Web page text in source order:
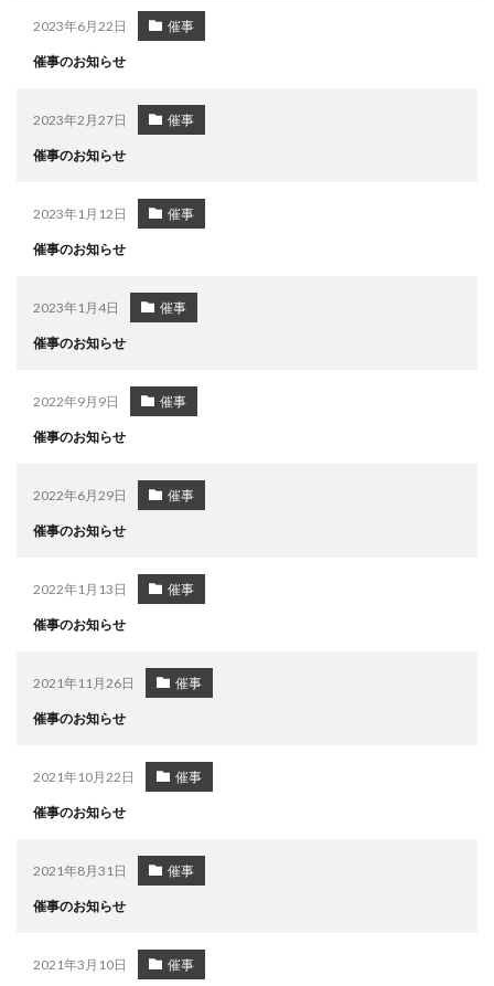
2023年6月22日 催事
催事のお知らせ
2023年2月27日 催事
催事のお知らせ
2023年1月12日 催事
催事のお知らせ
2023年1月4日 催事
催事のお知らせ
2022年9月9日 催事
催事のお知らせ
2022年6月29日 催事
催事のお知らせ
2022年1月13日 催事
催事のお知らせ
2021年11月26日 催事
催事のお知らせ
2021年10月22日 催事
催事のお知らせ
2021年8月31日 催事
催事のお知らせ
2021年3月10日 催事